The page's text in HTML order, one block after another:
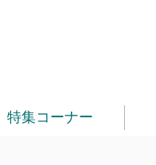
特集コーナー